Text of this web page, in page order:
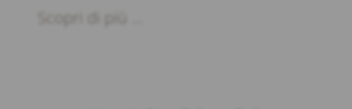
Scopri di più ...